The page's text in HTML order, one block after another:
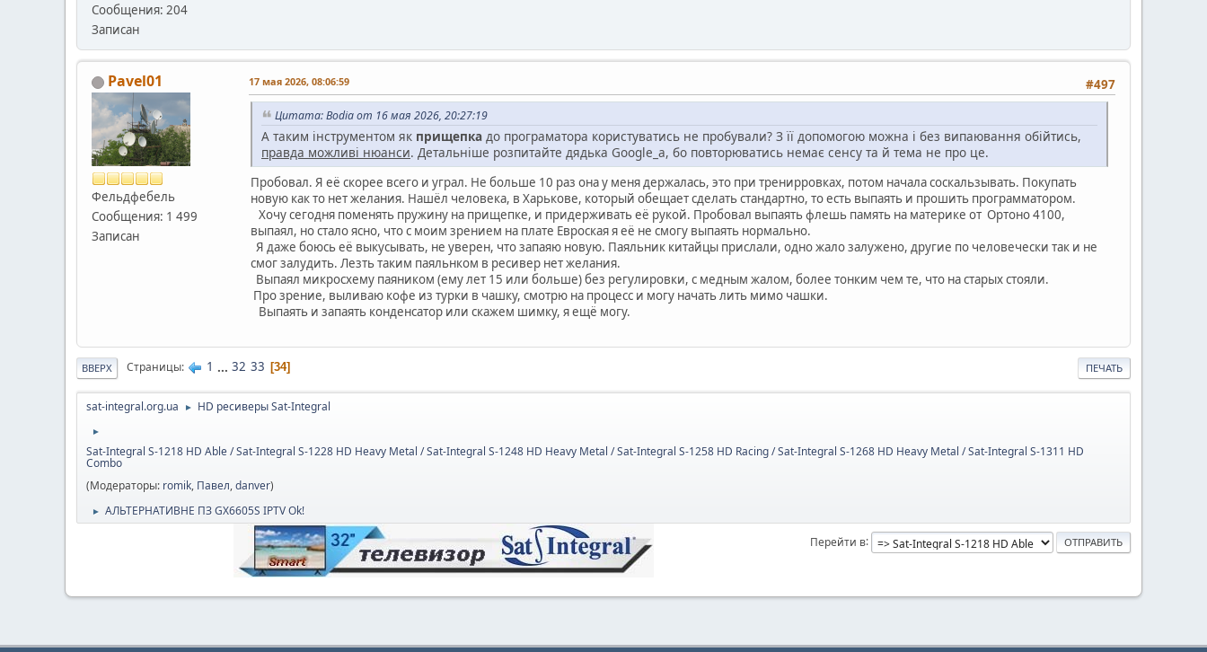
Сообщения: 204
Записан
Pavel01
Фельдфебель
Сообщения: 1 499
Записан
#497
17 мая 2026, 08:06:59
Цитата: Bodia от 16 мая 2026, 20:27:19
А таким інструментом як прищепка до програматора користуватись не пробували? З її допомогою можна і без випаювання обійтись,
правда можливі нюанси. Детальніше розпитайте дядька Google_a, бо повторюватись немає сенсу та й тема не про це.
Пробовал. Я её скорее всего и уграл. Не больше 10 раз она у меня держалась, это при тренирровках, потом начала соскальзывать. Покупать
новую как то нет желания. Нашёл человека, в Харькове, который обещает сделать стандартно, то есть выпаять и прошить программатором.
Хочу сегодня поменять пружину на прищепке, и придерживать её рукой. Пробовал выпаять флешь память на материке от Ортоно 4100,
выпаял, но стало ясно, что с моим зрением на плате Евроская я её не смогу выпаять нормально.
Я даже боюсь её выкусывать, не уверен, что запаяю новую. Паяльник китайцы прислали, одно жало залужено, другие по человечески так и не
смог залудить. Лезть таким паяльнком в ресивер нет желания.
Выпаял микросхему паяником (ему лет 15 или больше) без регулировки, с медным жалом, более тонким чем те, что на старых стояли.
Про зрение, выливаю кофе из турки в чашку, смотрю на процесс и могу начать лить мимо чашки.
Выпаять и запаять конденсатор или скажем шимку, я ещё могу.
ПЕЧАТЬ
ВВЕРХ Страницы 1 ... 32 33 34
sat-integral.org.ua ► HD ресиверы Sat-Integral
►
Sat-Integral S-1218 HD Able / Sat-Integral S-1228 HD Heavy Metal / Sat-Integral S-1248 HD Heavy Metal / Sat-Integral S-1258 HD Racing / Sat-Integral S-1268 HD Heavy Metal / Sat-Integral S-1311 HD
Combo
(Модераторы: romik, Павел,danver)
► АЛЬТЕРНАТИВНЕ ПЗ GX6605S IPTV Ok!
Перейти в